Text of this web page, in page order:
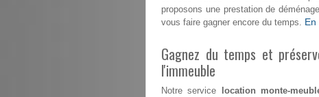
proposons une prestation de
vous faire gagner encore du temps. En
Gagnez du temps et
l'immeuble
Notre service location monte-